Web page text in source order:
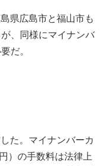
県広島市と福山市も
、同様にマイナンバ
だ。
た。マイナンバーカ
）の手数料は法律上